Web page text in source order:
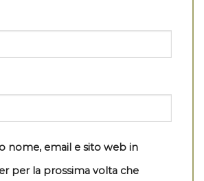
nome, email e sito web in
per la prossima volta che